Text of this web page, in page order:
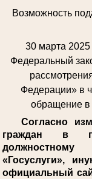
Возможность
30 марта 2025
Федеральный
Федерации» в
обращение в
Согласно
граждан в
«Госуслуги»,
официальный